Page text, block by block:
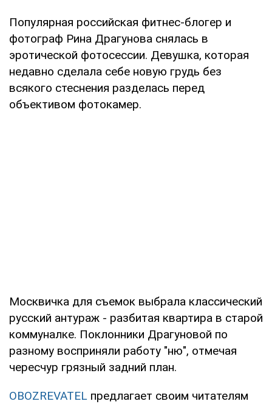
Популярная российская фитнес-блогер и
фотограф Рина Драгунова снялась в
эротической фотосессии. Девушка, которая
недавно сделала себе новую грудь без
всякого стеснения разделась перед
объективом фотокамер.
Москвичка для съемок выбрала классический
русский антураж - разбитая квартира в старой
коммуналке. Поклонники Драгуновой по
разному восприняли работу "ню", отмечая
чересчур грязный задний план.
OBOZREVATEL предлагает своим читателям